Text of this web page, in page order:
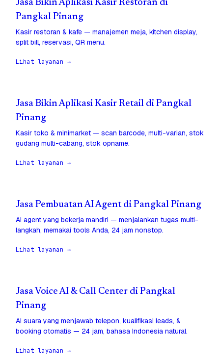
Jasa Bikin Aplikasi Kasir Restoran di
Pangkal Pinang
Kasir restoran & kafe — manajemen meja, kitchen display,
split bill, reservasi, QR menu.
Lihat layanan →
Jasa Bikin Aplikasi Kasir Retail di Pangkal
Pinang
Kasir toko & minimarket — scan barcode, multi-varian, stok
gudang multi-cabang, stok opname.
Lihat layanan →
Jasa Pembuatan AI Agent di Pangkal Pinang
AI agent yang bekerja mandiri — menjalankan tugas multi-
langkah, memakai tools Anda, 24 jam nonstop.
Lihat layanan →
Jasa Voice AI & Call Center di Pangkal
Pinang
AI suara yang menjawab telepon, kualifikasi leads, &
booking otomatis — 24 jam, bahasa Indonesia natural.
Lihat layanan →